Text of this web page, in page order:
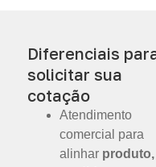
Diferenciais
solicitar sua
cotação
Atendimento
comercial para
alinhar produto,